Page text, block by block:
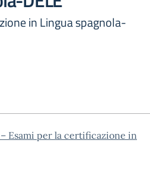
in Lingua spagnola-
Esami per la certificazione in